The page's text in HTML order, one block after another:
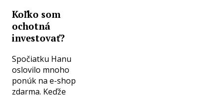
Koľko som
ochotná
investovať?
Spočiatku Hanu
oslovilo mnoho
ponúk na e-shop
zdarma. Keďže